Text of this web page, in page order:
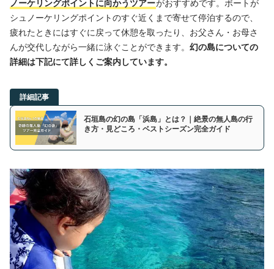
ノーケリングポイントに向かうツアーがおすすめです。ボートが
シュノーケリングポイントのすぐ近くまで寄せて停泊するので、
疲れたときにはすぐに戻って休憩を取ったり、お父さん・お母さ
んが交代しながら一緒に泳ぐことができます。 幻の島についての
詳細は下記にて詳しくご案内しています。
詳細記事
石垣島の幻の島「浜島」とは？｜絶景の無人島の行
き方・見どころ・ベストシーズン完全ガイド